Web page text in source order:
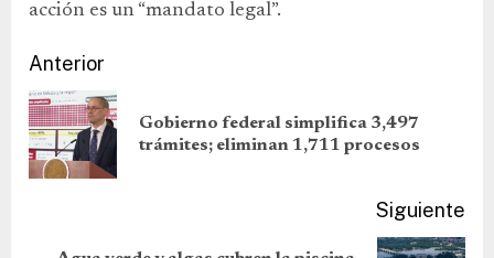
acción es un “mandato legal”.
Anterior
Gobierno federal simplifica 3,497
trámites; eliminan 1,711 procesos
Siguiente